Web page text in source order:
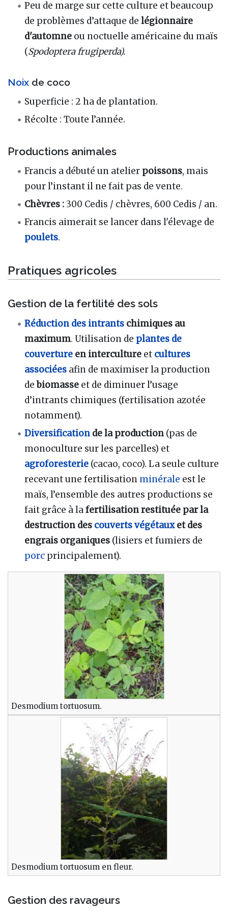
Peu de marge sur cette culture et beaucoup
de problèmes d’attaque delégionnaire
d'automne ou noctuelle américaine du maïs
(Spodoptera frugiperda).
Noix de coco
Superficie : 2 ha de plantation.
Récolte : Toute l’année.
Productions animales
Francis a débuté un atelier poissons, mais
pour l’instant il ne fait pas de vente.
Chèvres : 300 Cedis / chèvres, 600 Cedis / an.
Francis aimerait se lancer dans l'élevage de
poulets.
Pratiques agricoles
Gestion de la fertilité des sols
Réduction des intrants chimiques au
maximum. Utilisation de plantes de
couverture en interculture et cultures
associées afin de maximiser la production
debiomasse et de diminuer l’usage
d’intrants chimiques (fertilisation azotée
notamment).
Diversification de la production (pas de
monoculture sur les parcelles) et
agroforesterie (cacao, coco). La seule culture
recevant une fertilisation minérale est le
maïs, l’ensemble des autres productions se
fait grâce à lafertilisation restituée par la
destruction des couverts végétauxet des
engrais organiques (lisiers et fumiers de
porc principalement).
Desmodium tortuosum.
Desmodium tortuosum en fleur.
Gestion des ravageurs